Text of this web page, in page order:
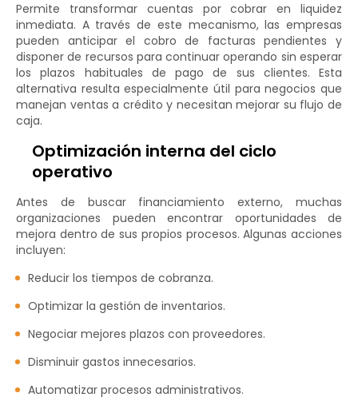
Permite transformar cuentas por cobrar en liquidez
inmediata. A través de este mecanismo, las empresas
pueden anticipar el cobro de facturas pendientes y
disponer de recursos para continuar operando sin esperar
los plazos habituales de pago de sus clientes. Esta
alternativa resulta especialmente útil para negocios que
manejan ventas a crédito y necesitan mejorar su flujo de
caja.
Optimización interna del ciclo
operativo
Antes de buscar financiamiento externo, muchas
organizaciones pueden encontrar oportunidades de
mejora dentro de sus propios procesos. Algunas acciones
incluyen:
Reducir los tiempos de cobranza.
Optimizar la gestión de inventarios.
Negociar mejores plazos con proveedores.
Disminuir gastos innecesarios.
Automatizar procesos administrativos.